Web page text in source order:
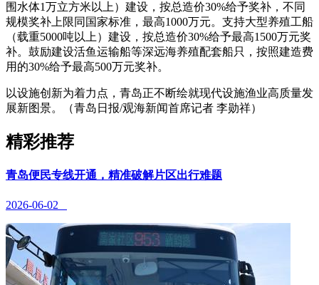
围水体1万立方米以上）建设，按总造价30%给予奖补，不同
规模奖补上限同国家标准，最高1000万元。支持大型养殖工船
（载重5000吨以上）建设，按总造价30%给予最高1500万元奖
补。鼓励建设活鱼运输船等深远海养殖配套船只，按照建造费
用的30%给予最高500万元奖补。
以设施创新为着力点，青岛正不断绘就现代设施渔业高质量发
展新图景。（青岛日报/观海新闻首席记者 李勋祥）
精彩推荐
青岛便民专线开通，精准破解片区出行难题
2026-06-02